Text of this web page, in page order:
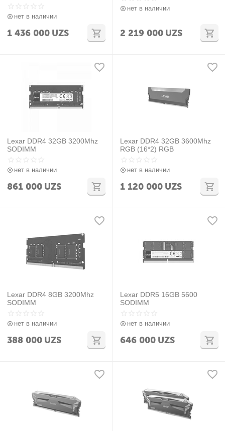
нет в наличии
1 436 000 UZS
нет в наличии
2 219 000 UZS
Lexar DDR4 32GB 3200Mhz
SODIMM
нет в наличии
861 000 UZS
Lexar DDR4 32GB 3600Mhz
RGB (16*2) RGB
нет в наличии
1 120 000 UZS
Lexar DDR4 8GB 3200Mhz
SODIMM
нет в наличии
388 000 UZS
Lexar DDR5 16GB 5600
SODIMM
нет в наличии
646 000 UZS